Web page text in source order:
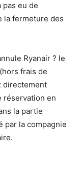
pas eu de
la fermeture des
Ryanair ? le
frais de
directement
réservation en
la partie
par la compagnie